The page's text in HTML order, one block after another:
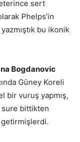
sert
Phelps’in
bu ikonik
Bogdanovic
Güney Koreli
bir vuruş yapmış,
sure bittikten